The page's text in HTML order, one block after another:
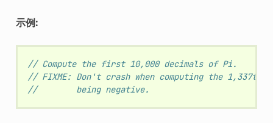
示例:
// Compute the first 10,000 decimals of Pi.
// FIXME: Don't crash when computing the 1,337th
//        being negative.